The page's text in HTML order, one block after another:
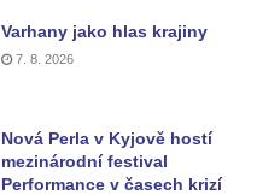
Varhany jako hlas krajiny
7. 8. 2026
Nová Perla v Kyjově hostí
mezinárodní festival
Performance v časech krizí